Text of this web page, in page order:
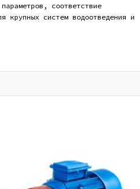
соответствие
крупных систем водоотведения и